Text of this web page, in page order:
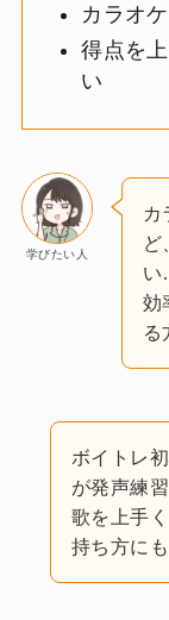
カラオ
得点を
い
学びたい人
カ
ど
効
る
ボイトレ
が発声練
歌を上手
持ち方に